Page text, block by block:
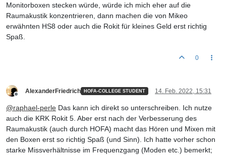
Monitorboxen stecken würde, würde ich mich eher auf die
Raumakustik konzentrieren, dann machen die von Mikeo
erwähnten HS8 oder auch die Rokit für kleines Geld erst richtig
Spaß.
0
AlexanderFriedrich HOFA-COLLEGE STUDENT 14. Feb. 2022, 15:31
@raphael-perle Das kann ich direkt so unterschreiben. Ich nutze
auch die KRK Rokit 5. Aber erst nach der Verbesserung des
Raumakustik (auch durch HOFA) macht das Hören und Mixen mit
den Boxen erst so richtig Spaß (und Sinn). Ich hatte vorher schon
starke Missverhältnisse im Frequenzgang (Moden etc.) bemerkt;